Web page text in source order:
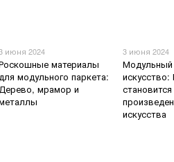
июня 2024
материалы
модульного паркета:
мрамор и
3 июня 2024
Модульный
становится
искусства